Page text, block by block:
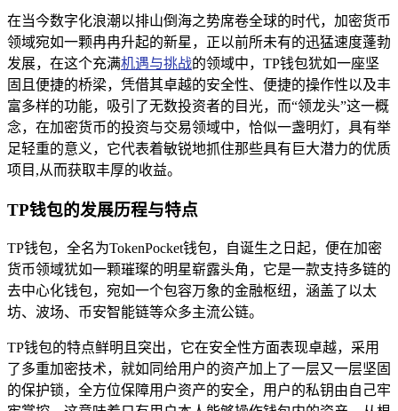
在当今数字化浪潮以排山倒海之势席卷全球的时代，加密货币
领域宛如一颗冉冉升起的新星，正以前所未有的迅猛速度蓬勃
发展，在这个充满机遇与挑战的领域中，TP钱包犹如一座坚
固且便捷的桥梁，凭借其卓越的安全性、便捷的操作性以及丰
富多样的功能，吸引了无数投资者的目光，而“领龙头”这一概
念，在加密货币的投资与交易领域中，恰似一盏明灯，具有举
足轻重的意义，它代表着敏锐地抓住那些具有巨大潜力的优质
项目,从而获取丰厚的收益。
TP钱包的发展历程与特点
TP钱包，全名为TokenPocket钱包，自诞生之日起，便在加密
货币领域犹如一颗璀璨的明星崭露头角，它是一款支持多链的
去中心化钱包，宛如一个包容万象的金融枢纽，涵盖了以太
坊、波场、币安智能链等众多主流公链。
TP钱包的特点鲜明且突出，它在安全性方面表现卓越，采用
了多重加密技术，就如同给用户的资产加上了一层又一层坚固
的保护锁，全方位保障用户资产的安全，用户的私钥由自己牢